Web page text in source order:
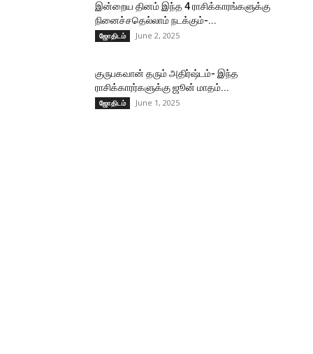
இன்றைய தினம் இந்த 4 ராசிக்காரங்களுக்கு
நினைச்சதெல்லாம் நடக்கும்-...
ஜோதிடம் June 2, 2025
குருபகவான் தரும் அதிர்ஷ்டம்- இந்த
ராசிக்காரர்களுக்கு ஜூன் மாதம்...
ஜோதிடம் June 1, 2025